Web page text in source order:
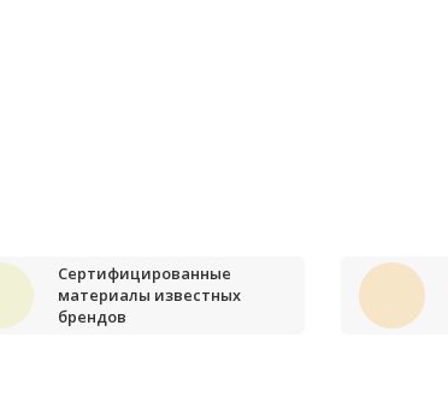
Сертифицированные
материалы известных
брендов